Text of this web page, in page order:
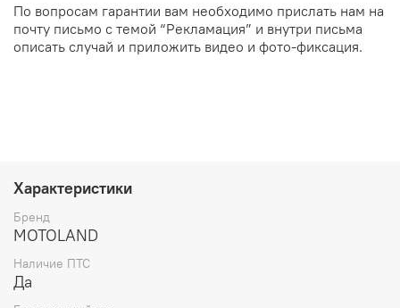
По вопросам гарантии вам необходимо прислать нам на
почту письмо с темой “Рекламация” и внутри письма
описать случай и приложить видео и фото-фиксация.
Характеристики
Бренд
MOTOLAND
Наличие ПТС
Да